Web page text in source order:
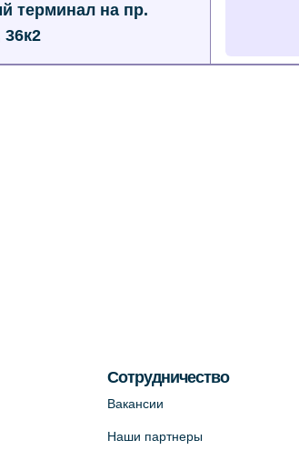
терминал на пр.
Сотрудничество
Вакансии
Наши партнеры